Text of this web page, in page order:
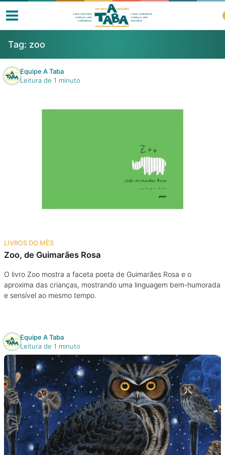
Livros
Resenhas
Na família
Colunas
Colecionáveis
Cursos On line
E-Books
Eventos
Tag: zoo
Equipe A Taba
Leitura de 1 minuto
LIVROS DO MÊS
Zoo, de Guimarães Rosa
O livro Zoo mostra a faceta poeta de Guimarães Rosa e o
aproxima das crianças, mostrando uma linguagem bem-humorada
e sensível ao mesmo tempo.
Equipe A Taba
Leitura de 1 minuto